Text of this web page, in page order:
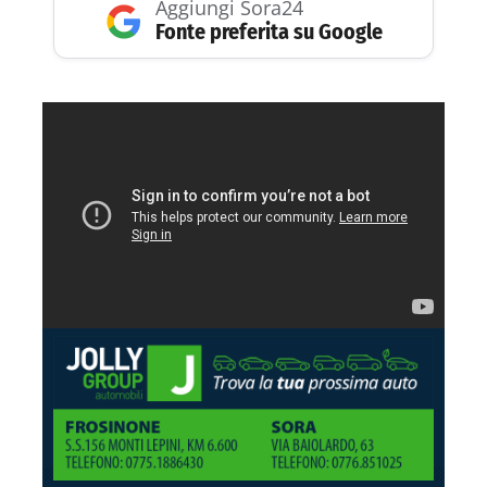
Aggiungi Sora24
Fonte preferita su Google